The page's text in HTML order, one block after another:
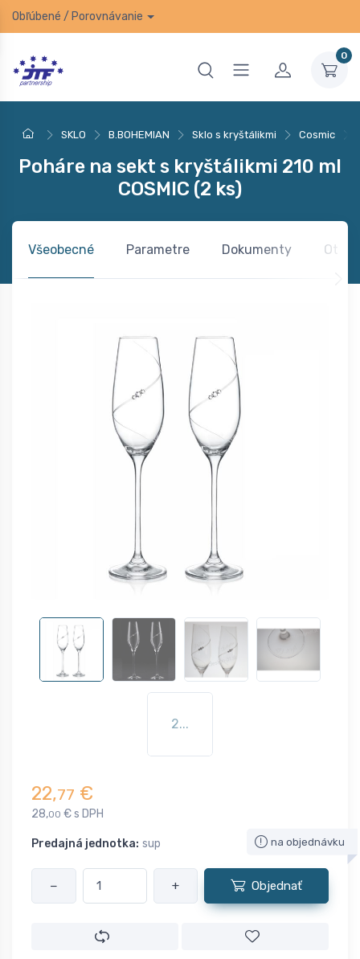
Obľúbené / Porovnávanie
0
SKLO B.BOHEMIAN Sklo s kryštálikmi Cosmic
Poháre na sekt s kryštálikmi 210 ml
COSMIC (2 ks)
Všeobecné Parametre Dokumenty
2...
22,77 €
28,00 € s DPH
Predajná jednotka: sup na objednávku
− + Objednať